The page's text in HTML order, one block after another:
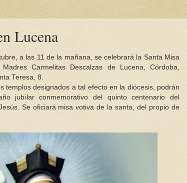
Lucena
a las 11 de la mañana, se celebrará la Santa Misa
Carmelitas Descalzas de Lucena, Córdoba,
Teresa, 8.
templos designados a tal efecto en la diócesis, podrán
jubilar conmemorativo del quinto centenario del
Se oficiará misa votiva de la santa, del propio de